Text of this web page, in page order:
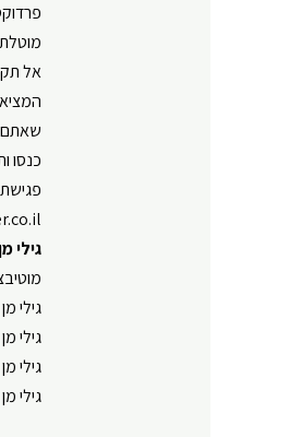
אל
שאתם
כנסו
⁠⁠⁠⁠⁠פגישת
גילי
⁠⁠⁠⁠⁠⁠⁠⁠⁠⁠⁠⁠⁠⁠⁠⁠⁠⁠גילי
⁠⁠⁠⁠⁠⁠⁠⁠⁠⁠⁠⁠⁠⁠⁠⁠⁠⁠גילי
⁠⁠⁠⁠⁠⁠⁠⁠⁠⁠⁠⁠⁠⁠⁠⁠⁠⁠גילי
⁠⁠⁠⁠⁠⁠⁠⁠⁠⁠⁠⁠⁠⁠⁠⁠⁠גילי